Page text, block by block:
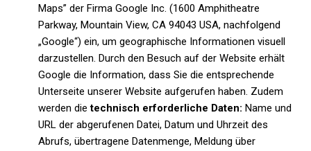
Maps” der Firma Google Inc. (1600 Amphitheatre
Parkway, Mountain View, CA 94043 USA, nachfolgend
„Google“) ein, um geographische Informationen visuell
darzustellen. Durch den Besuch auf der Website erhält
Google die Information, dass Sie die entsprechende
Unterseite unserer Website aufgerufen haben. Zudem
werden dietechnisch erforderliche Daten: Name und
URL der abgerufenen Datei, Datum und Uhrzeit des
Abrufs, übertragene Datenmenge, Meldung über